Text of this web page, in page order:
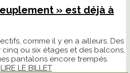
» est déjà à
comme il y en a ailleurs. Des
cinq ou six étages et des balcons,
pantalons encore trempés.
LIRE LE BILLET